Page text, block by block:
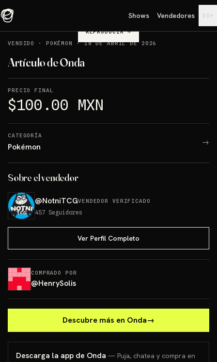
Shows Vendedores ES ▾
REPRODUCIR→
VENDIDO
· POKÉMON ·18 DE ABRIL DE 2026
Artículo de Onda
PRECIO FINAL
$100.00 MXN
CATEGORÍA
Pokémon →
Sobre el vendedor
@NotniTCGVENDEDOR VERIFICADO
457 Seguidores
Ver Perfil Completo
COMPRADO POR
@HenrySolis
Descubre más en Onda→
Descarga la app de Onda — Puja, chatea y compra en